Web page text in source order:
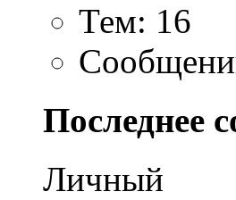
Тем: 16
Последнее
Личный